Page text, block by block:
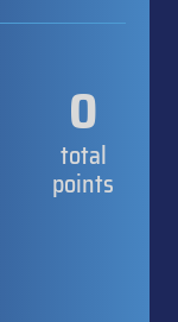
0
total
points